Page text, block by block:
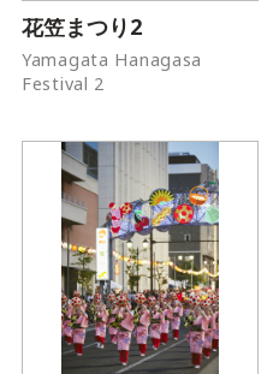
花笠まつり2
Yamagata Hanagasa
Festival 2